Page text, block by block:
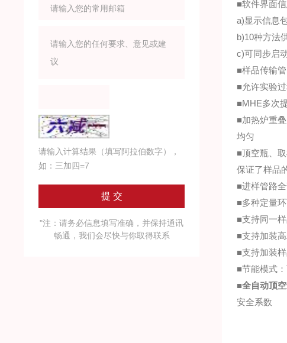
■软件界面
a)显示信息
b)10种方法
c)可同步启
■样品传输
■允许实验
■MHE多次
■加热炉重
均匀
■顶空瓶、
保证了样品
■进样管路
■多种定量
■支持同一
■支持加装
■支持加装
■节能模式
■全自动顶
安全系数
请输入计算结果（填写阿拉伯数字），
如：三加四=7
"注：请务必信息填写准确，并保持通讯
畅通，我们会尽快与你取得联系